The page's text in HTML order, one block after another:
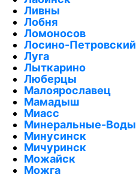
Ливны
Лобня
Ломоносов
Лосино-Петровский
Луга
Лыткарино
Люберцы
Малоярославец
Мамадыш
Миасс
Минеральные-Воды
Минусинск
Мичуринск
Можайск
Можга